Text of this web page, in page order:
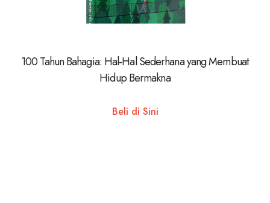
100 Tahun Bahagia: Hal-Hal Sederhana yang Membuat
Hidup Bermakna
Beli di Sini